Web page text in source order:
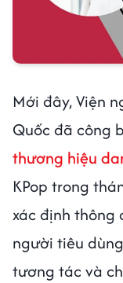
Mới đây, Viện
Quốc đã công
thương hiệu
KPop trong
xác định thông
người tiêu
tương tác và